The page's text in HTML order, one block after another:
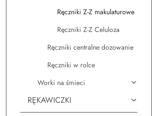
Ręczniki Z-Z makulaturowe
Ręczniki Z-Z Celuloza
Ręczniki centralne dozowanie
Ręczniki w rolce
Worki na śmieci
RĘKAWICZKI